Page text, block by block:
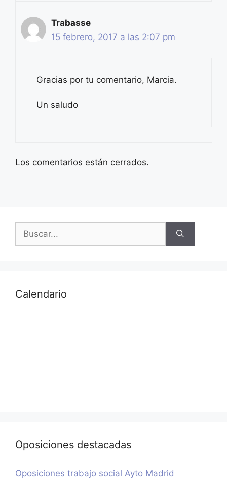
Trabasse
15 febrero, 2017 a las 2:07 pm
Gracias por tu comentario, Marcia.
Un saludo
Los comentarios están cerrados.
Calendario
Oposiciones destacadas
Oposiciones trabajo social Ayto Madrid